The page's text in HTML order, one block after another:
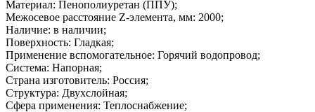
Материал: Пенополиуретан (ППУ);
Межосевое расстояние Z-элемента, мм: 2000;
Наличие: в наличии;
Поверхность: Гладкая;
Применение вспомогательное: Горячий водопровод;
Система: Напорная;
Страна изготовитель: Россия;
Структура: Двухслойная;
Сфера применения: Теплоснабжение;